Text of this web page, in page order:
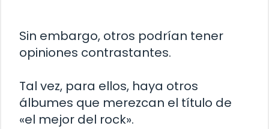
Sin embargo, otros podrían tener
opiniones contrastantes.
Tal vez, para ellos, haya otros
álbumes que merezcan el título de
«el mejor del rock».